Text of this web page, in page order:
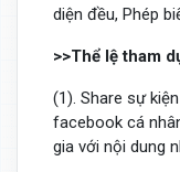
diện đều, Phép
>>Thể lệ tham
(1). Share sự
facebook cá
gia với nội dung